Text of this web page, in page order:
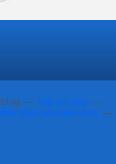
Top articles
personnelles